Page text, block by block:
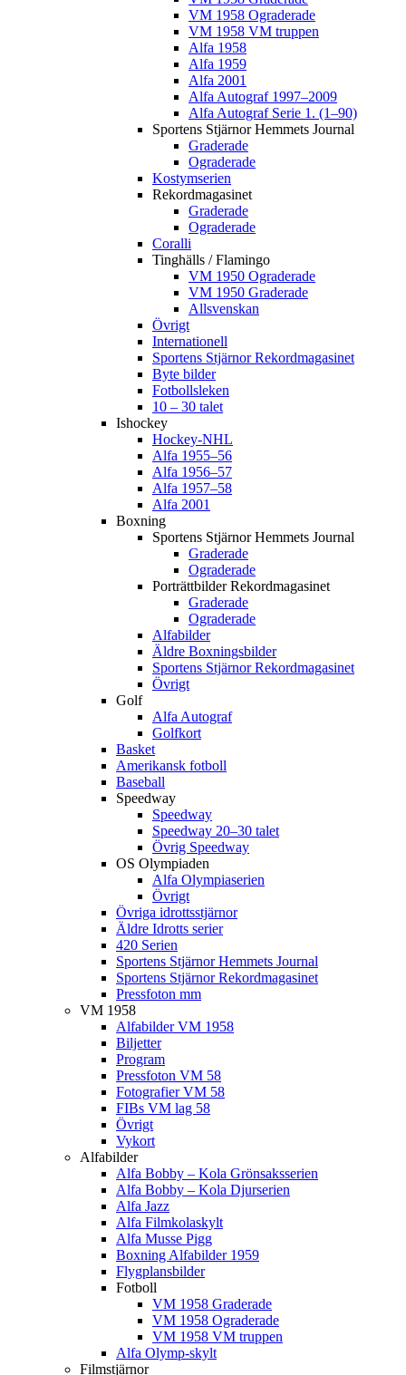
VM 1958 Ograderade
VM 1958 VM truppen
Alfa 1958
Alfa 1959
Alfa 2001
Alfa Autograf 1997–2009
Alfa Autograf Serie 1. (1–90)
Sportens Stjärnor Hemmets Journal
Graderade
Ograderade
Kostymserien
Rekordmagasinet
Graderade
Ograderade
Coralli
Tinghälls / Flamingo
VM 1950 Ograderade
VM 1950 Graderade
Allsvenskan
Övrigt
Internationell
Sportens Stjärnor Rekordmagasinet
Byte bilder
Fotbollsleken
10 – 30 talet
Ishockey
Hockey-NHL
Alfa 1955–56
Alfa 1956–57
Alfa 1957–58
Alfa 2001
Boxning
Sportens Stjärnor Hemmets Journal
Graderade
Ograderade
Porträttbilder Rekordmagasinet
Graderade
Ograderade
Alfabilder
Äldre Boxningsbilder
Sportens Stjärnor Rekordmagasinet
Övrigt
Golf
Alfa Autograf
Golfkort
Basket
Amerikansk fotboll
Baseball
Speedway
Speedway
Speedway 20–30 talet
Övrig Speedway
OS Olympiaden
Alfa Olympiaserien
Övrigt
Övriga idrottsstjärnor
Äldre Idrotts serier
420 Serien
Sportens Stjärnor Hemmets Journal
Sportens Stjärnor Rekordmagasinet
Pressfoton mm
VM 1958
Alfabilder VM 1958
Biljetter
Program
Pressfoton VM 58
Fotografier VM 58
FIBs VM lag 58
Övrigt
Vykort
Alfabilder
Alfa Bobby – Kola Grönsaksserien
Alfa Bobby – Kola Djurserien
Alfa Jazz
Alfa Filmkolaskylt
Alfa Musse Pigg
Boxning Alfabilder 1959
Flygplansbilder
Fotboll
VM 1958 Graderade
VM 1958 Ograderade
VM 1958 VM truppen
Alfa Olymp-skylt
Filmstjärnor